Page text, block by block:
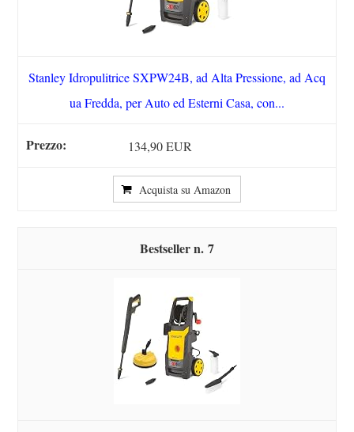
Stanley Idropulitrice SXPW24B, ad Alta Pressione, ad Acq
ua Fredda, per Auto ed Esterni Casa, con...
134,90 EUR
Acquista su Amazon
7